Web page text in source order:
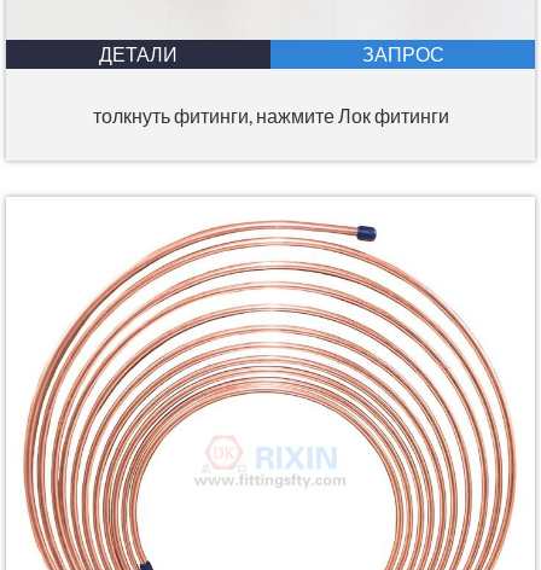
ДЕТАЛИ ЗАПРОС
толкнуть фитинги, нажмите Лок фитинги